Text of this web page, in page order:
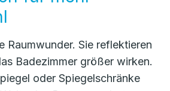
Raumwunder. Sie reflektieren
Badezimmer größer wirken.
oder Spiegelschränke